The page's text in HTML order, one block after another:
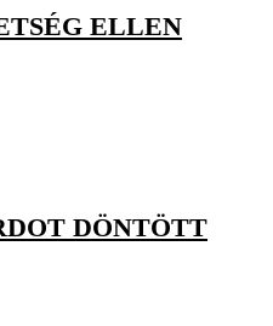
ELLEN
DÖNTÖTT